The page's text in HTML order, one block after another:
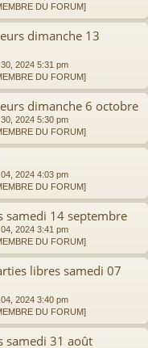
DU FORUM]
dimanche 13
2024 5:31 pm
DU FORUM]
dimanche 6 octobre
2024 5:30 pm
DU FORUM]
2024 4:03 pm
DU FORUM]
samedi 14 septembre
2024 3:41 pm
DU FORUM]
libres samedi 07
2024 3:40 pm
DU FORUM]
samedi 31 août